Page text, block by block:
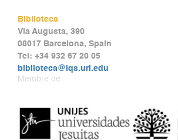
Biblioteca
Via Augusta, 390
08017 Barcelona, Spain
Tel: +34 932 67 20 05
biblioteca@iqs.url.edu
Membre de